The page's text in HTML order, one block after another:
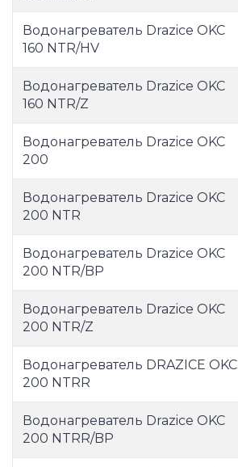
Водонагреватель Drazice OKC
160 NTR/HV
Водонагреватель Drazice OKC
160 NTR/Z
Водонагреватель Drazice OKC
200
Водонагреватель Drazice OKC
200 NTR
Водонагреватель Drazice OKC
200 NTR/BP
Водонагреватель Drazice OKC
200 NTR/Z
Водонагреватель DRAZICE OKC
200 NTRR
Водонагреватель Drazice OKC
200 NTRR/BP